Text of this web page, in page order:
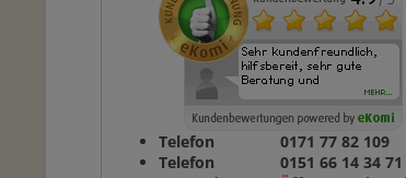
Telefon 0171 77 82 109
Telefon 0151 66 14 34 71